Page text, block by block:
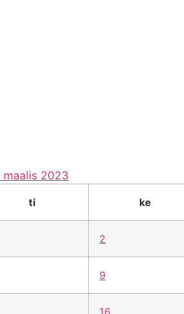
maalis 2023
ti ke
2
9
16